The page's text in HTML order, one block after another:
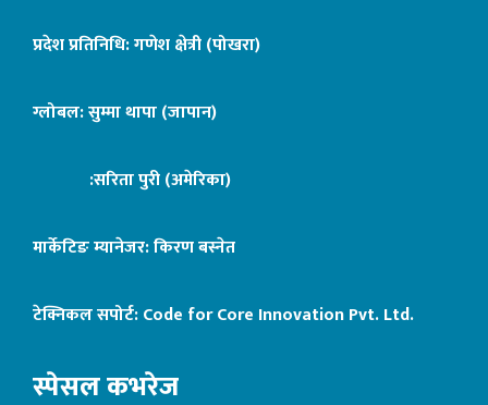
प्रदेश प्रतिनिधि: गणेश क्षेत्री (पोखरा)
ग्लोबल: सुम्मा थापा (जापान)
:सरिता पुरी (अमेरिका)
मार्केटिङ म्यानेजर: किरण बस्नेत
टेक्निकल सपोर्ट:Code for Core Innovation Pvt. Ltd.
स्पेसल कभरेज